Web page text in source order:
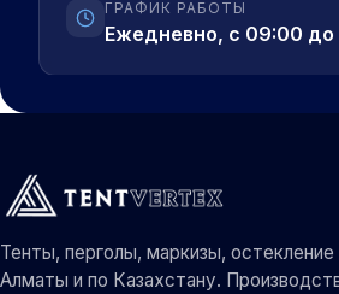
ГРАФИК РАБОТЫ
Ежедневно, с 09:00 до
Тенты, перголы, маркизы,
Алматы и по Казахстану.